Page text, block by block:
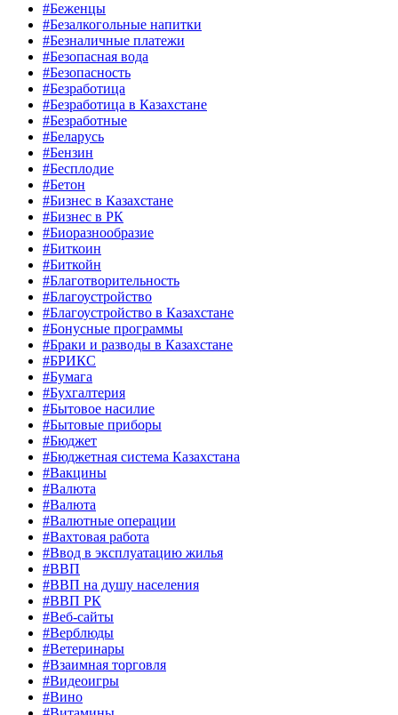
#Беженцы
#Безалкогольные напитки
#Безналичные платежи
#Безопасная вода
#Безопасность
#Безработица
#Безработица в Казахстане
#Безработные
#Беларусь
#Бензин
#Бесплодие
#Бетон
#Бизнес в Казахстане
#Бизнес в РК
#Биоразнообразие
#Биткоин
#Биткойн
#Благотворительность
#Благоустройство
#Благоустройство в Казахстане
#Бонусные программы
#Браки и разводы в Казахстане
#БРИКС
#Бумага
#Бухгалтерия
#Бытовое насилие
#Бытовые приборы
#Бюджет
#Бюджетная система Казахстана
#Вакцины
#Валюта
#Валюта
#Валютные операции
#Вахтовая работа
#Ввод в эксплуатацию жилья
#ВВП
#ВВП на душу населения
#ВВП РК
#Веб-сайты
#Верблюды
#Ветеринары
#Взаимная торговля
#Видеоигры
#Вино